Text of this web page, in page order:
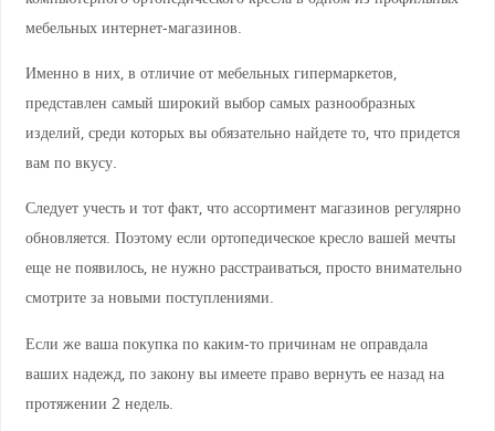
мебельных интернет-магазинов.
Именно в них, в отличие от мебельных гипермаркетов,
представлен самый широкий выбор самых разнообразных
изделий, среди которых вы обязательно найдете то, что придется
вам по вкусу.
Следует учесть и тот факт, что ассортимент магазинов регулярно
обновляется. Поэтому если ортопедическое кресло вашей мечты
еще не появилось, не нужно расстраиваться, просто внимательно
смотрите за новыми поступлениями.
Если же ваша покупка по каким-то причинам не оправдала
ваших надежд, по закону вы имеете право вернуть ее назад на
протяжении 2 недель.